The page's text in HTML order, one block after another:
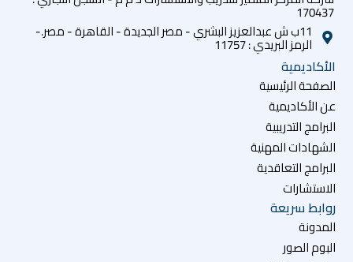
170437
11ب ش عبدالعزيز البشري - مصر الجديدة - القاهرة - مصر.-
الرمز البريدي : 11757
الأكاديمية
الصفحة الرئيسية
عن الأكاديمية
البرامج التدريبية
الشهادات المهنية
البرامج التعاقدية
الاستشارات
روابط سريعة
المدونة
البوم الصور